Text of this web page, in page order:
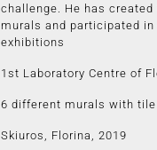
challenge. He has
murals and participated in
exhibitions
1st Laboratory Centre of
6 different murals with
Skiuros, Florina, 2019